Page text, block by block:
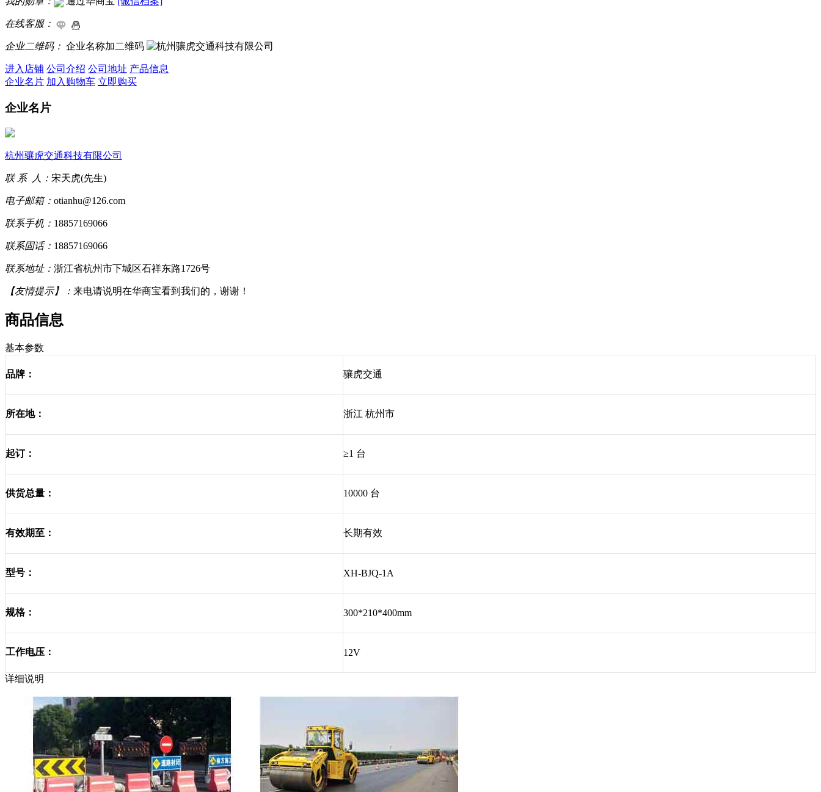
在线客服：
企业二维码： 企业名称加二维码
进入店铺 公司介绍 公司地址 产品信息
企业名片 加入购物车 立即购买
企业名片
杭州骧虎交通科技有限公司
联 系 人： 宋天虎(先生)
电子邮箱： otianhu@126.com
联系手机： 18857169066
联系固话： 18857169066
联系地址： 浙江省杭州市下城区石祥东路1726号
【友情提示】： 来电请说明在华商宝看到我们的，谢谢！
商品信息
基本参数
品牌： 骧虎交通
所在地： 浙江 杭州市
起订： ≥1 台
供货总量： 10000 台
有效期至： 长期有效
型号： XH-BJQ-1A
规格： 300*210*400mm
工作电压： 12V
详细说明